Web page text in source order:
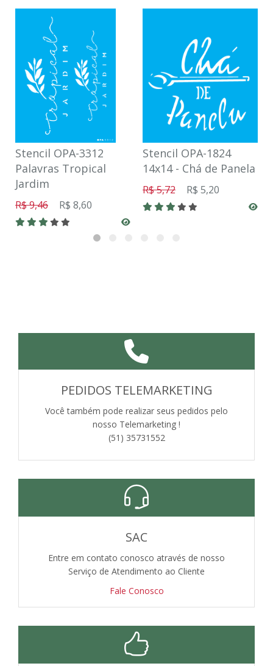
Stencil OPA-3312
Palavras Tropical
Jardim
R$ 9,46 R$ 8,60
Stencil OPA-1824
14x14 - Chá de Panela
R$ 5,72 R$ 5,20
PEDIDOS TELEMARKETING
Você também pode realizar seus pedidos pelo
nosso Telemarketing !
(51) 35731552
SAC
Entre em contato conosco através de nosso
Serviço de Atendimento ao Cliente
Fale Conosco